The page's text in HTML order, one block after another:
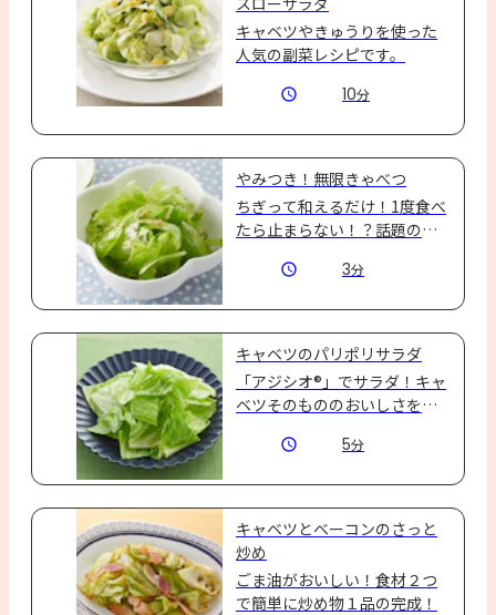
キャベツやきゅうりを使った
人気の副菜レシピです。
10分
やみつき！無限きゃべつ
ちぎって和えるだけ！1度食べ
たら止まらない！？話題のレ
3分
キャベツのパリポリサラダ
「アジシオ®」でサラダ！キャ
ベツそのもののおいしさを引
品です。
5分
キャベツとベーコンのさっと
炒め
ごま油がおいしい！食材２つ
で簡単に炒め物１品の完成！